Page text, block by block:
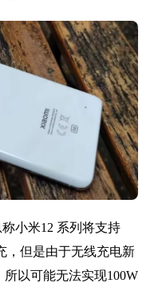
小米12 系列将支持
，但是由于无线充电新
以可能无法实现100W